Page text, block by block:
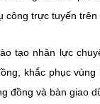
trực tuyến trên
tạo nhân lực
khắc phục
đồng và bàn giao